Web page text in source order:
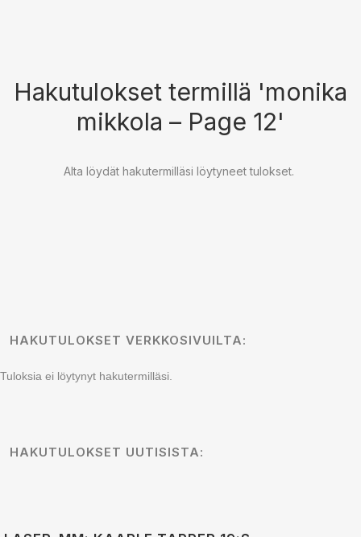
Hakutulokset termillä 'monika
mikkola – Page 12'
Alta löydät hakutermilläsi löytyneet tulokset.
HAKUTULOKSET VERKKOSIVUILTA:
Tuloksia ei löytynyt hakutermilläsi.
HAKUTULOKSET UUTISISTA: